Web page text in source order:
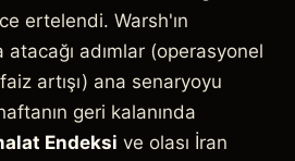
ertelendi. Warsh'ın
adımlar (operasyonel
artışı) ana senaryoyu
geri kalanında
Endeksi ve olası İran